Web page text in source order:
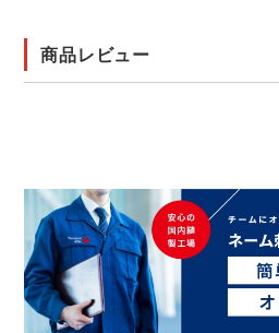
商品レビュー